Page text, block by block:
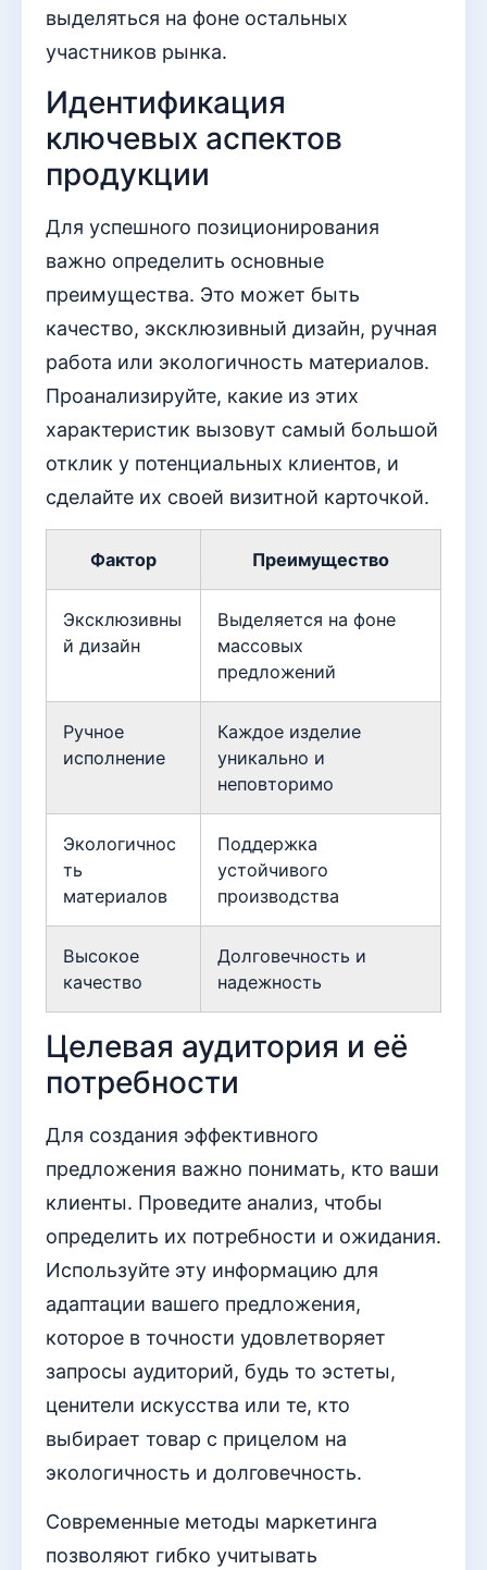
выделяться на фоне остальных
участников рынка.
Идентификация
ключевых аспектов
продукции
Для успешного позиционирования
важно определить основные
преимущества. Это может быть
качество, эксклюзивный дизайн, ручная
работа или экологичность материалов.
Проанализируйте, какие из этих
характеристик вызовут самый большой
отклик у потенциальных клиентов, и
сделайте их своей визитной карточкой.
Фактор Преимущество
Эксклюзивны
й дизайн
Выделяется на фоне
массовых
предложений
Ручное
исполнение
Каждое изделие
уникально и
неповторимо
Экологичнос
ть
материалов
Поддержка
устойчивого
производства
Высокое
качество
Долговечность и
надежность
Целевая аудитория и её
потребности
Для создания эффективного
предложения важно понимать, кто ваши
клиенты. Проведите анализ, чтобы
определить их потребности и ожидания.
Используйте эту информацию для
адаптации вашего предложения,
которое в точности удовлетворяет
запросы аудиторий, будь то эстеты,
ценители искусства или те, кто
выбирает товар с прицелом на
экологичность и долговечность.
Современные методы маркетинга
позволяют гибко учитывать